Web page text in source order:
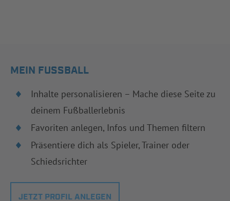
MEIN FUSSBALL
Inhalte personalisieren – Mache diese Seite zu
deinem Fußballerlebnis
Favoriten anlegen, Infos und Themen filtern
Präsentiere dich als Spieler, Trainer oder
Schiedsrichter
JETZT PROFIL ANLEGEN